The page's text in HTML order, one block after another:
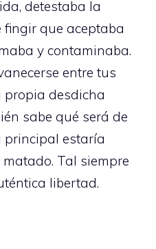
detestaba la
fingir que aceptaba
y contaminaba.
entre tus
propia desdicha
sabe qué será de
principal estaría
Tal siempre
libertad.